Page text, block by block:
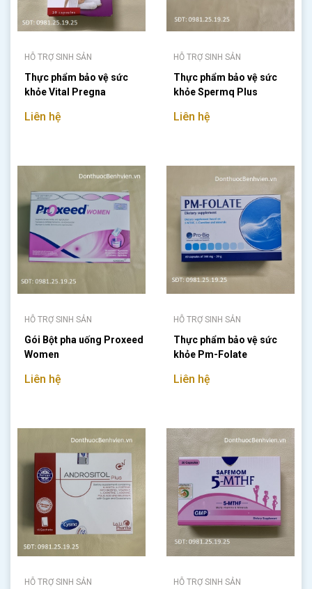
HỖ TRỢ SINH SẢN
Thực phẩm bảo vệ sức
khỏe Vital Pregna
Liên hệ
HỖ TRỢ SINH SẢN
Thực phẩm bảo vệ sức
khỏe Spermq Plus
Liên hệ
HỖ TRỢ SINH SẢN
Gói Bột pha uống Proxeed
Women
Liên hệ
HỖ TRỢ SINH SẢN
Thực phẩm bảo vệ sức
khỏe Pm-Folate
Liên hệ
HỖ TRỢ SINH SẢN HỖ TRỢ SINH SẢN